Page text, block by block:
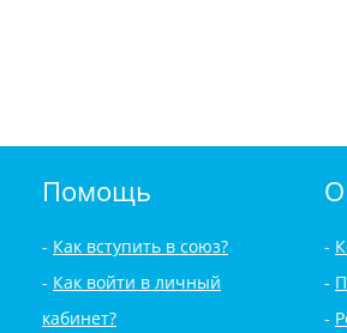
Помощь
Как вступить в союз?
Как войти в личный
кабинет?